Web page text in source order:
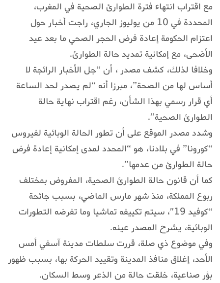
مع اقتراب انتهاء فترة الطوارئ الصحية في المغرب،
المحددة في 10 من يوليوز الجاري، راجت أخبار حول
اعتزام الحكومة إعادة فرض الحجر الصحي ما بعد عيد
الأضحى، مع إمكانية تمديد حالة الطوارئ.
وخلافا لذلك، كشف مصدر ، أن “جل الأخبار الرائجة لا
أساس لها من الصحة”، مبرزا أنه “لم يصدر لحد الساعة
أي قرار رسمي بهذا الشأن، رغم اقتراب نهاية حالة
الطوارئ الصحية”.
وشدد مصدر الموقع على أن تطور الحالة الوبائية لفيروس
“كورونا” في بلادنا، هو “المحدد لمدى إمكانية إعادة فرض
حالة الطوارئ من عدمها”.
كما أن قانون حالة الطوارئ الصحية، المفروض بمختلف
ربوع المملكة، منذ شهر مارس الماضي، بسبب جائحة
“كوفيد 19″، سيتم تكييفه تماشيا وما تفرضه التطورات
الوبائية، يشرح المصدر عينه.
وفي موضوع ذي صلة، قررت سلطات مدينة آسفي أمس
الأحد، إغلاق منافذ المدينة وتقييد الحركة بها، بسبب ظهور
بؤر صناعية، خلقت حالة من الذعر وسط السكان.